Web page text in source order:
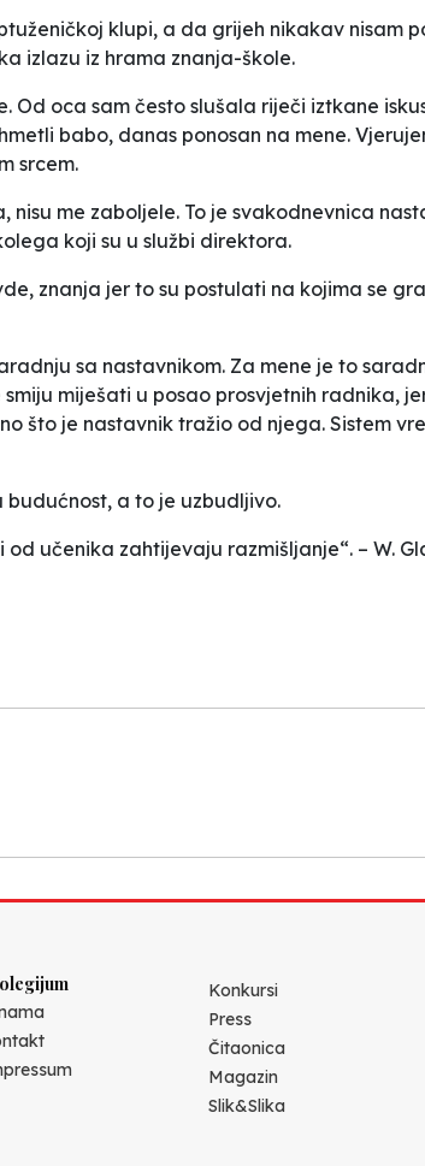
klupi, a da grijeh nikakav
izlazu iz hrama znanja-škole.
Od oca sam često slušala riječi iztkane
babo, danas ponosan na mene.
srcem.
me zaboljele. To je svakodnevnica
koji su u službi direktora.
znanja jer to su postulati na kojima se
sa nastavnikom. Za mene je to
miješati u posao prosvjetnih radnika,
što je nastavnik tražio od njega. Sistem
a to je uzbudljivo.
učenika zahtijevaju razmišljanje“. – W.
Konkursi
Press
Čitaonica
Magazin
Slik&Slika